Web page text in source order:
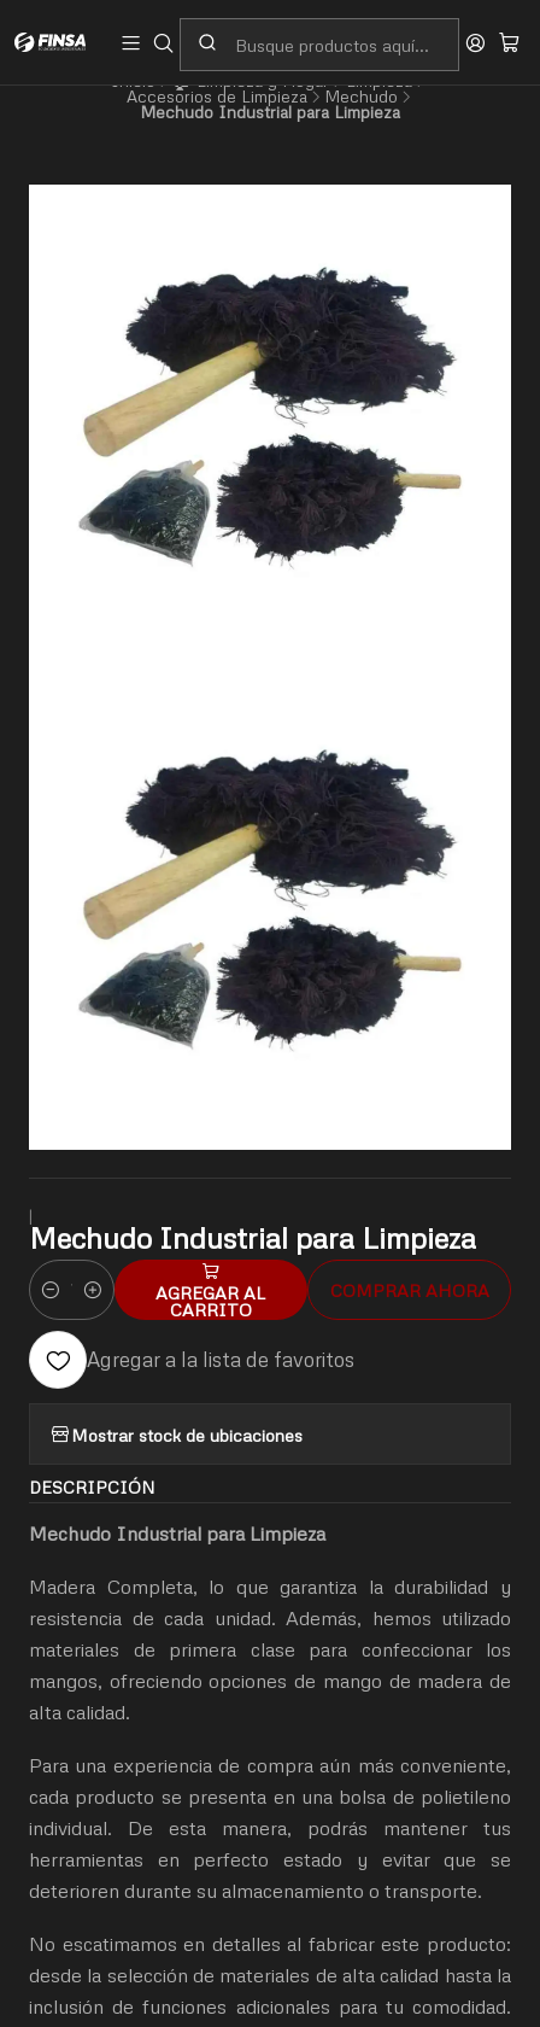
Accesorios de Limpieza Mechudo
Mechudo Industrial para Limpieza
|
Mechudo Industrial para Limpieza
Cantidad
AGREGAR AL
CARRITO
COMPRAR AHORA
Agregar a la lista de favoritos
Mostrar stock de ubicaciones
DESCRIPCIÓN
Mechudo Industrial para Limpieza
Madera Completa, lo que garantiza la durabilidad y
resistencia de cada unidad. Además, hemos utilizado
materiales de primera clase para confeccionar los
mangos, ofreciendo opciones de mango de madera de
alta calidad.
Para una experiencia de compra aún más conveniente,
cada producto se presenta en una bolsa de polietileno
individual. De esta manera, podrás mantener tus
herramientas en perfecto estado y evitar que se
deterioren durante su almacenamiento o transporte.
No escatimamos en detalles al fabricar este producto:
desde la selección de materiales de alta calidad hasta la
inclusión de funciones adicionales para tu comodidad.